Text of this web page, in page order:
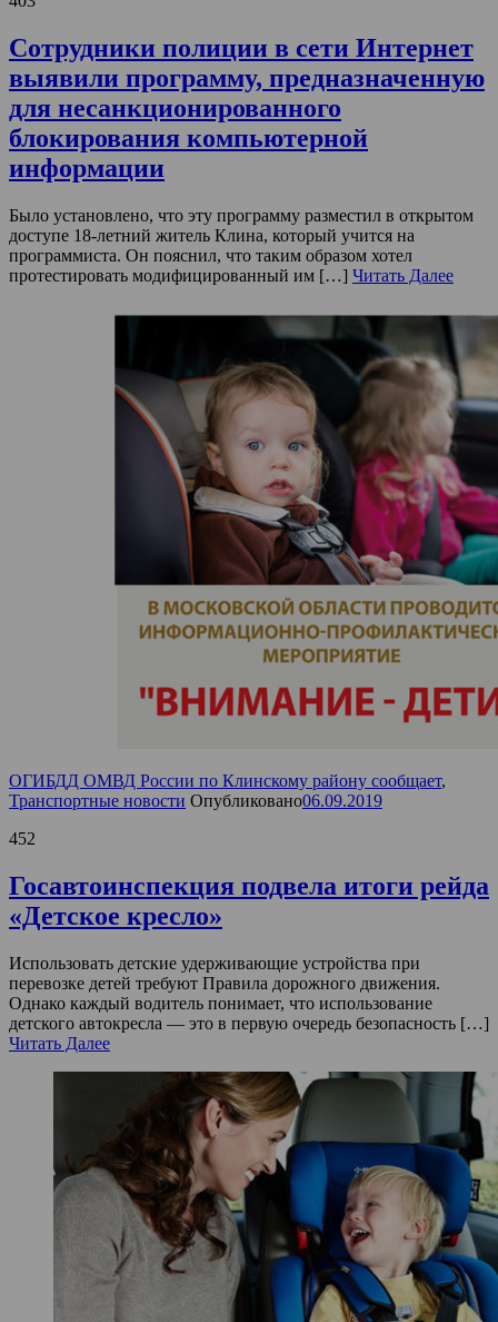
Сотрудники полиции в сети Интернет
выявили программу, предназначенную
для несанкционированного
блокирования компьютерной
информации
Было установлено, что эту программу разместил в открытом
доступе 18-летний житель Клина, который учится на
программиста. Он пояснил, что таким образом хотел
протестировать модифицированный им […] Читать Далее
ОГИБДД ОМВД России по Клинскому району сообщает,
Транспортные новости Опубликовано06.09.2019
452
Госавтоинспекция подвела итоги рейда
«Детское кресло»
Использовать детские удерживающие устройства при
перевозке детей требуют Правила дорожного движения.
Однако каждый водитель понимает, что использование
детского автокресла — это в первую очередь безопасность […]
Читать Далее